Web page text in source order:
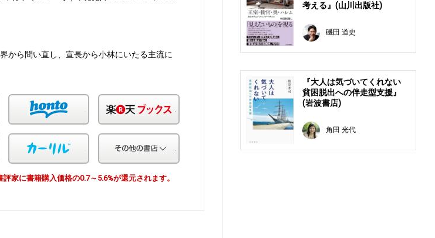
から問い直し、宣長から小林にいたる主流に
honto
紀伊国屋 カーリル
家に書籍購入価格の0.7～5.6%が還元されます。
考える』(山川出版社)
磯田 道史
『大人は気づいてくれない
貧困脱出への伴走型支援』
(岩波書店)
角田 光代